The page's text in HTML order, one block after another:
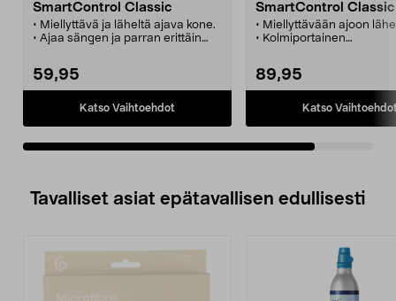
SmartControl Classic
• Miellyttävä ja läheltä ajava kone.
• Ajaa sängen ja parran erittäin
• Viiksille ja pulisongeille
suunniteltu trimmeri.
• Pestään juoksevassa vedessä.
59,95
Katso Vaihtoehdot
SmartControl Classic
matkakotelo
• Miellyttävään ajoon
• Kolmiportainen
polisongeille.
• Braun SmartControl
helppo puhdistaa
matkakotelossa.
89,95
Katso
Tavalliset asiat epätavallisen edullisesti